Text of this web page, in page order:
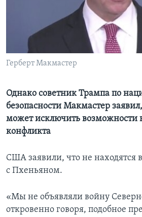
Learning English
Языки
Герберт Макмастер
Однако советник Трампа по
безопасности Макмастер
может исключить возможности
конфликта
США заявили, что не находятся
с Пхеньяном.
«Мы не объявляли войну
откровенно говоря, подобное